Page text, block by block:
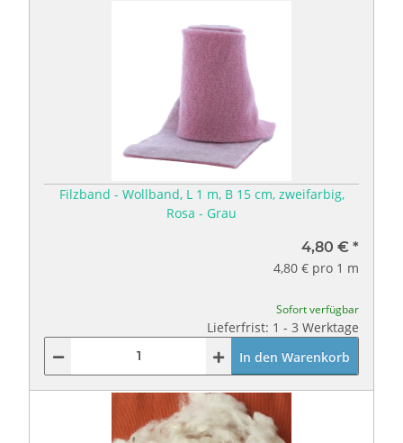
Filzband - Wollband, L 1 m, B 15 cm, zweifarbig,
Rosa - Grau
4,80 € *
4,80 € pro 1 m
Sofort verfügbar
Lieferfrist: 1 - 3 Werktage
In den Warenkorb